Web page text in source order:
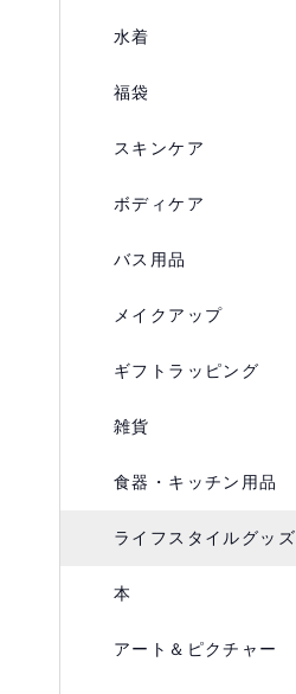
水着
福袋
スキンケア
ボディケア
バス用品
メイクアップ
ギフトラッピング
雑貨
食器・キッチン用品
ライフスタイルグッズ
本
アート＆ピクチャー